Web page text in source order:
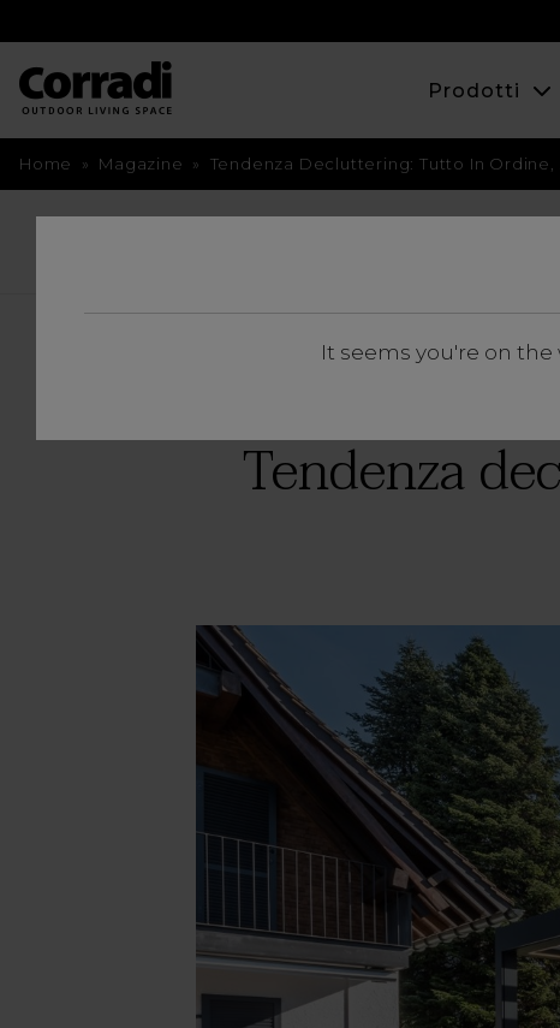
It seems you're on
Prodotti
Home » Magazine » Tendenza Decluttering: Tutto In Ordine,
Tendenza